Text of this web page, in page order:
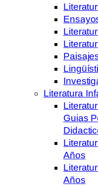
Literatura
Guias
Años
Años